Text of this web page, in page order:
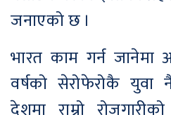
जनाएको छ ।
भारत काम गर्न
वर्षको सेरोफेरोकै